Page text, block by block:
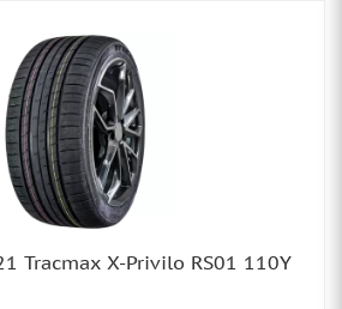
Tracmax X-Privilo RS01 110Y